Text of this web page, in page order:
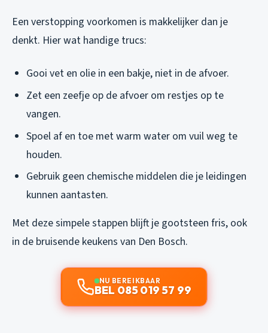
Een verstopping voorkomen is makkelijker dan je
denkt. Hier wat handige trucs:
Gooi vet en olie in een bakje, niet in de afvoer.
Zet een zeefje op de afvoer om restjes op te
vangen.
Spoel af en toe met warm water om vuil weg te
houden.
Gebruik geen chemische middelen die je leidingen
kunnen aantasten.
Met deze simpele stappen blijft je gootsteen fris, ook
in de bruisende keukens van Den Bosch.
NU BEREIKBAAR
BEL 085 019 57 99